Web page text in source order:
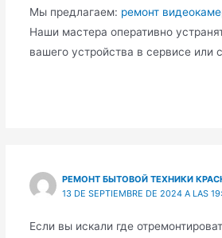
Мы предлагаем: ремонт
Наши мастера оперативно
вашего устройства в сервисе или
РЕМОНТ БЫТОВОЙ ТЕХНИКИ
13 DE SEPTIEMBRE DE 2024 A LAS
Если вы искали где